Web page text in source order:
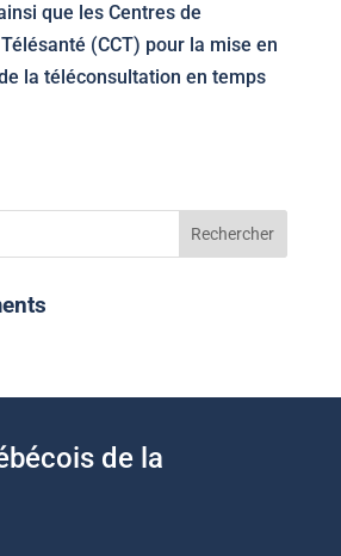
que les Centres de
(CCT) pour la mise en
la téléconsultation en temps
de la